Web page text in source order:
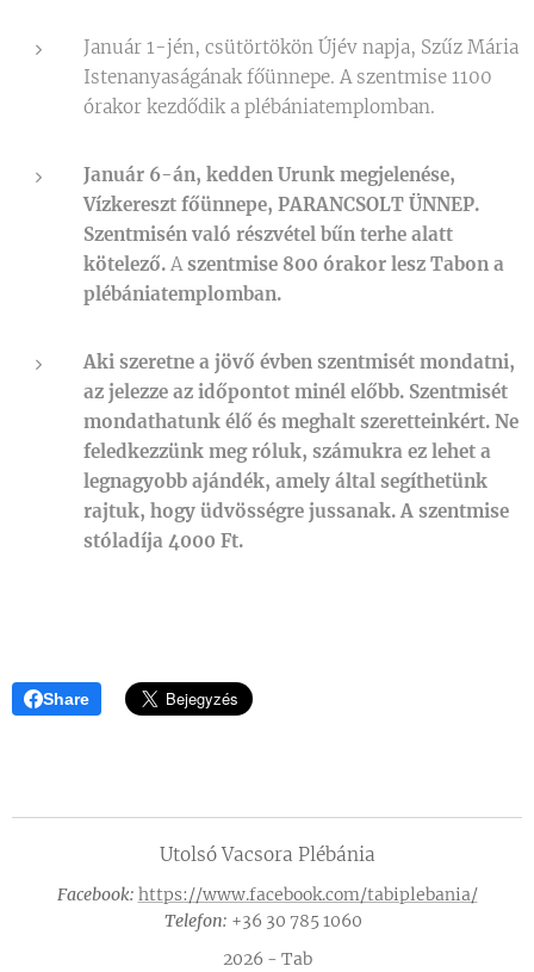
Január 1-jén, csütörtökön Újév napja, Szűz Mária
Istenanyaságának főünnepe. A szentmise 1100
órakor kezdődik a plébániatemplomban.
Január 6-án, kedden Urunk megjelenése,
Vízkereszt főünnepe, PARANCSOLT ÜNNEP.
Szentmisén való részvétel bűn terhe alatt
kötelező. Aszentmise 800 órakor lesz Tabon a
plébániatemplomban.
Aki szeretne a jövő évben szentmisét mondatni,
az jelezze az időpontot minél előbb. Szentmisét
mondathatunk élő és meghalt szeretteinkért. Ne
feledkezzünk meg róluk, számukra ez lehet a
legnagyobb ajándék, amely által segíthetünk
rajtuk, hogy üdvösségre jussanak. A szentmise
stóladíja 4000 Ft.
Share
Utolsó Vacsora Plébánia
Facebook: https://www.facebook.com/tabiplebania/
Telefon: +36 30 785 1060
2026 - Tab